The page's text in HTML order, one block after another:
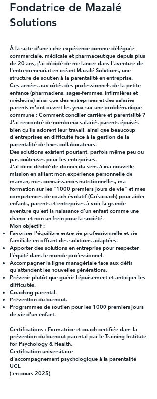
Fondatrice de Mazalé
Solutions
À la suite d'une riche expérience comme déléguée
commerciale, médicale et pharmaceutique depuis plus
de 20 ans, j'ai décidé de me lancer dans l'aventure de
l'entrepreneuriat en créant Mazalé Solutions, une
structure de soutien à la parentalité en entreprise.
Ces années aux côtés des professionnels de la petite
enfance (pharmaciens, sages-femmes, infirmières et
médecins) ainsi que des entreprises et des salariés
parents m'ont ouvert les yeux sur une problématique
commune : Comment concilier carrière et parentalité ?
J'ai rencontré de nombreux salariés parents épuisés
bien qu'ils adorent leur travail, ainsi que beaucoup
d'entreprises en difficulté face à la gestion de la
parentalité de leurs collaborateurs.
Des solutions existent pourtant, parfois même peu ou
pas coûteuses pour les entreprises.
J'ai donc décidé de donner du sens à ma nouvelle
mission en alliant mon expérience personnelle de
maman, mes connaissances nutritionnelles, ma
formation sur les "1000 premiers jours de vie" et mes
compétences de coach évolutif (Créacoach) pour aider
enfants, parents et entreprises à voir la grande
aventure qu'est la naissance d'un enfant comme une
chance et non un frein pour la société.
Mon objectif :
Favoriser l'équilibre entre vie professionnelle et vie
familiale en offrant des solutions adaptées.
Apporter des solutions en entreprise pour respecter
l'équité dans le monde professionnel.
Accompagner la ligne managériale face aux défis
qu'attendent les nouvelles générations.
Prévenir plutôt que guérir l'épuisement et anticiper les
difficultés.
Coaching parental.
Prévention du burnout.
Programmes de soutien pour les 1000 premiers jours
de vie d'un enfant.
Certifications : Formatrice et coach certifiée dans la
prévention du burnout parental par le Training Institute
for Psychology & Health.
Certification universitaire
d'accompagnement psychologique à la parentalité
UCL
( en cours 2025)